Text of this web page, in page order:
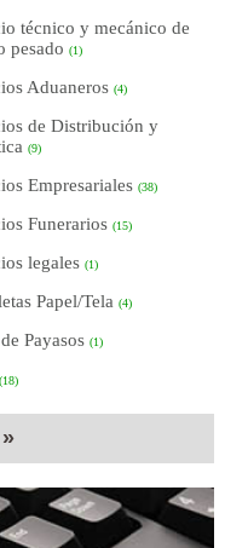
técnico y mecánico de
pesado (1)
Aduaneros (4)
de Distribución y
(9)
Empresariales (38)
Funerarios (15)
legales (1)
Papel/Tela (4)
Payasos (1)
(18)
»